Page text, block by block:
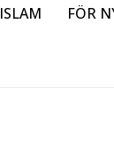
ISLAM FÖR